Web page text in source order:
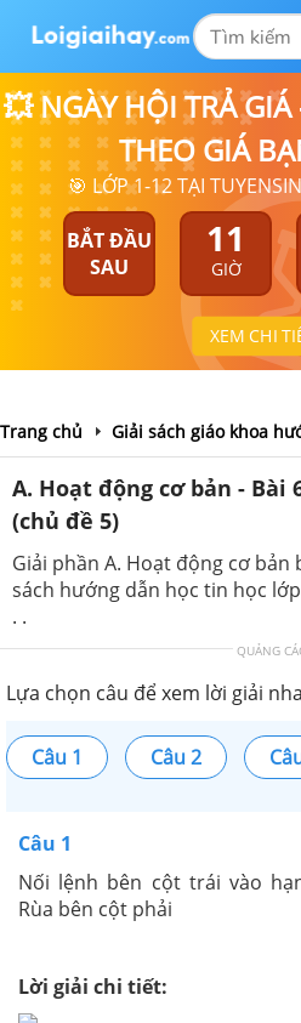
💥 NGÀY HỘI TRẢ
THEO GIÁ
🎯 LỚP 1-12 TẠI
BẮT ĐẦU
SAU
11
GIỜ
XEM CHI
Trang chủ Giải sách giáo khoa
A. Hoạt động cơ bản - Bài
(chủ đề 5)
Giải phần A. Hoạt động cơ bản
sách hướng dẫn học tin học
. .
QUẢNG
Lựa chọn câu để xem lời giải
Câu 1 Câu 2
Câu 1
Nối lệnh bên cột trái vào
Rùa bên cột phải
Lời giải chi tiết: